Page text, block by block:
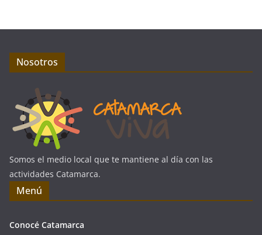
Nosotros
Somos el medio local que te mantiene al día con las
actividades Catamarca.
Menú
Conocé Catamarca